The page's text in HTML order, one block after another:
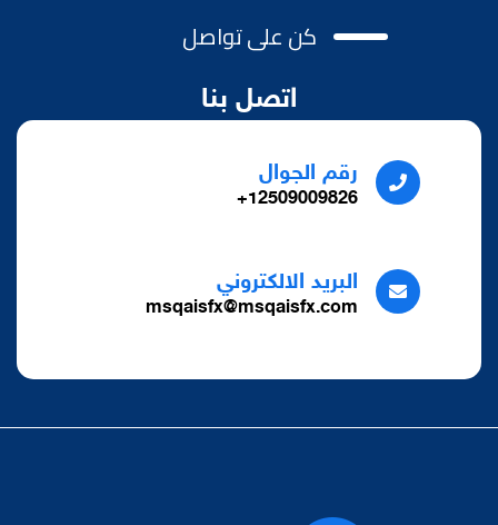
كن على تواصل
اتصل بنا
رقم الجوال
12509009826+
البريد الالكتروني
msqaisfx@msqaisfx.com